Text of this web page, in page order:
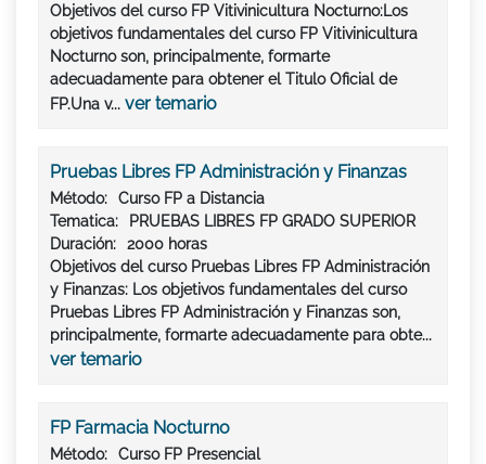
Objetivos del curso FP Vitivinicultura Nocturno:Los
objetivos fundamentales del curso FP Vitivinicultura
Nocturno son, principalmente, formarte
adecuadamente para obtener el Titulo Oficial de
FP.Una v... ver temario
Pruebas Libres FP Administración y Finanzas
Método:
Curso FP a Distancia
Tematica:
PRUEBAS LIBRES FP GRADO SUPERIOR
Duración:
2000 horas
Objetivos del curso Pruebas Libres FP Administración
y Finanzas: Los objetivos fundamentales del curso
Pruebas Libres FP Administración y Finanzas son,
principalmente, formarte adecuadamente para obte...
ver temario
FP Farmacia Nocturno
Método:
Curso FP Presencial